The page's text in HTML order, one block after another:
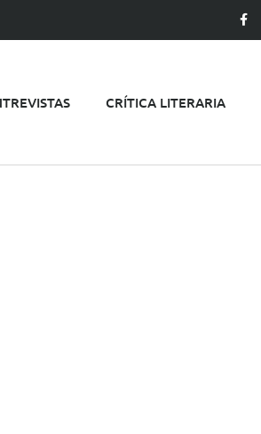
CRÍTICA LITERARIA